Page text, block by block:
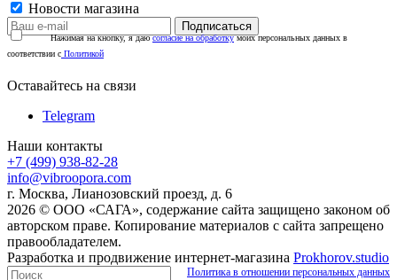
Новости магазина
Нажимая на кнопку, я даюсогласие на обработкумоих персональных данных в
соответствии с Политикой
Оставайтесь на связи
Telegram
Наши контакты
+7 (499) 938-82-28
info@vibroopora.com
г. Москва, Лианозовский проезд, д. 6
2026 © ООО «САГА», содержание сайта защищено законом об
авторском праве. Копирование материалов с сайта запрещено
правообладателем.
Разработка и продвижение интернет-магазина Prokhorov.studio
Политика в отношении персональных данных